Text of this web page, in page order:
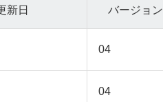
新日 バージョン
04
04